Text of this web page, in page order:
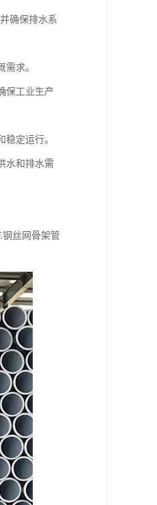
确保排水系
求。
保工业生产
定运行。
水和排水需
丝网骨架管